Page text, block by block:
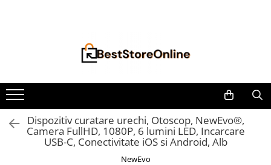
Accesorii aparate climatizare
Accesorii console gaming
Accesorii si Piese Aspiratoare
Aspiratoare Universale
Dyson
iRobot Roomba
Dispozitiv curatare urechi, Otoscop, NewEvo®,
Camera FullHD, 1080P, 6 lumini LED, Incarcare
USB-C, Conectivitate iOS si Android, Alb
NewEvo